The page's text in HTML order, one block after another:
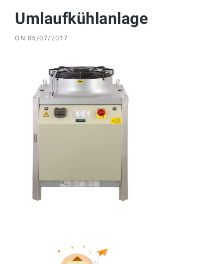
Umlaufkühlanlage
ON 05/07/2017